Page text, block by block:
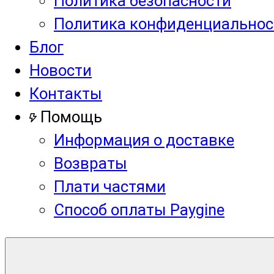
Политика
Блог
Новости
Контакты
Помощь
Информация о доставке
Возвраты
Плати частями
Способ оплаты Paygine